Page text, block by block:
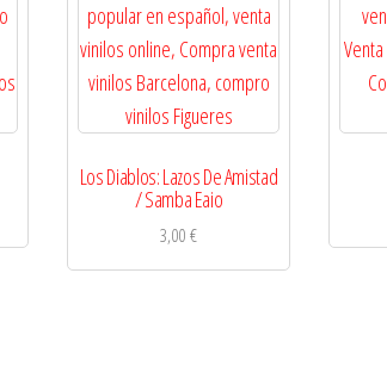
Los Diablos: Lazos De Amistad
/ Samba Eaio
3,00€